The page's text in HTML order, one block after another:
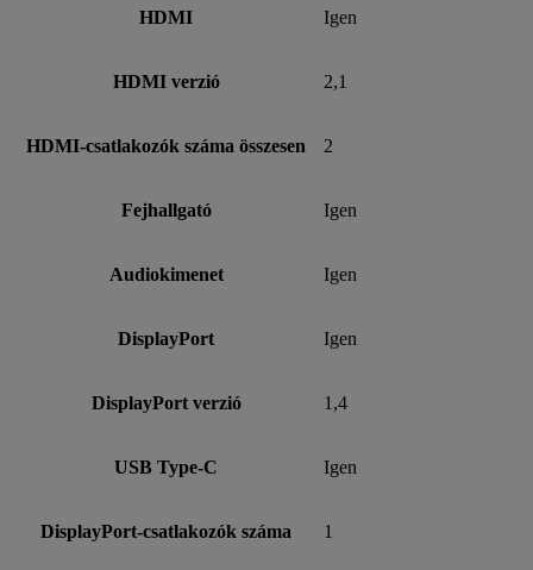
HDMI Igen
HDMI verzió 2,1
HDMI-csatlakozók száma összesen 2
Fejhallgató Igen
Audiokimenet Igen
DisplayPort Igen
DisplayPort verzió 1,4
USB Type-C Igen
DisplayPort-csatlakozók száma 1